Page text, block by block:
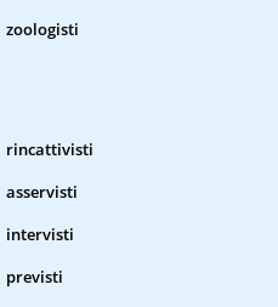
zoologisti
rincattivisti
asservisti
intervisti
previsti